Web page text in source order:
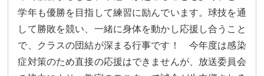
学年も優勝を目指して練習に励んでいます。球技を通
して勝敗を競い、一緒に身体を動かし応援し合うこと
で、クラスの団結が深まる行事です！ 今年度は感染
症対策のため直接の応援はできませんが、放送委員会